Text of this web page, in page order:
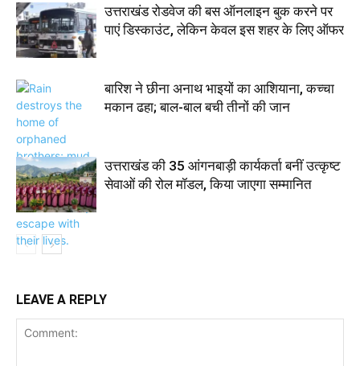
उत्तराखंड रोडवेज की बस ऑनलाइन बुक करने पर
पाएं डिस्काउंट, लेकिन केवल इस शहर के लिए ऑफर
बारिश ने छीना अनाथ भाइयों का आशियाना, कच्चा
मकान ढहा; बाल-बाल बची तीनों की जान
उत्तराखंड की 35 आंगनबाड़ी कार्यकर्ता बनीं उत्कृष्ट
सेवाओं की रोल मॉडल, किया जाएगा सम्मानित
LEAVE A REPLY